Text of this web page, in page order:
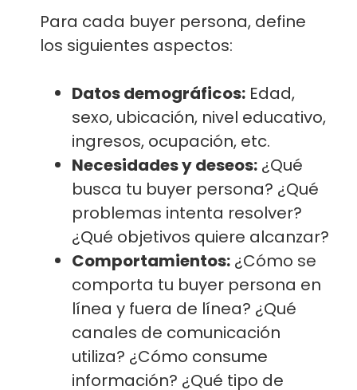
Para cada buyer persona, define
los siguientes aspectos:
Datos demográficos: Edad,
sexo, ubicación, nivel educativo,
ingresos, ocupación, etc.
Necesidades y deseos: ¿Qué
busca tu buyer persona? ¿Qué
problemas intenta resolver?
¿Qué objetivos quiere alcanzar?
Comportamientos: ¿Cómo se
comporta tu buyer persona en
línea y fuera de línea? ¿Qué
canales de comunicación
utiliza? ¿Cómo consume
información? ¿Qué tipo de